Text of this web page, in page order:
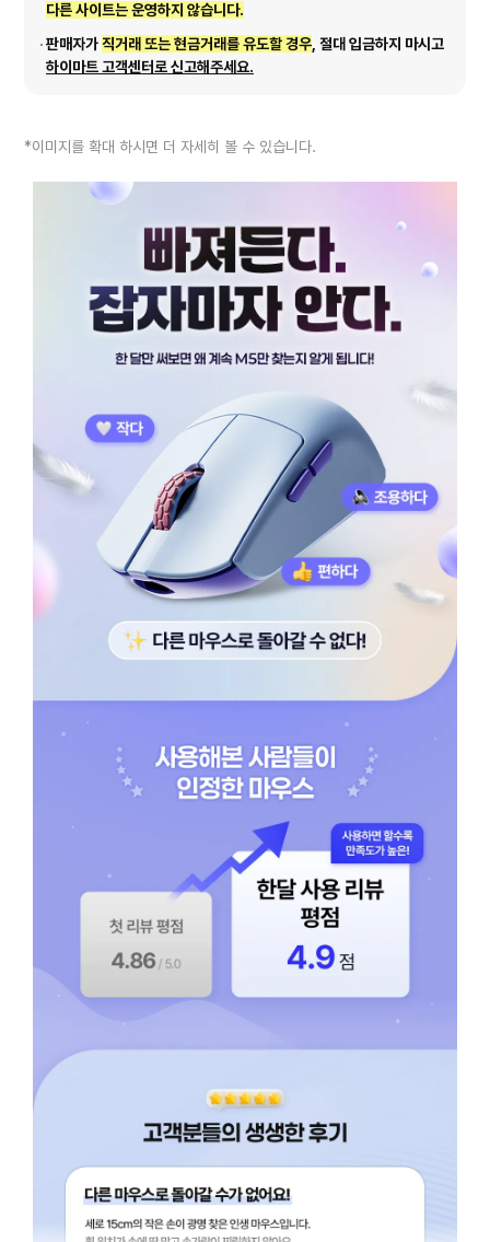
다른 사이트는 운영하지 않습니다.
판매자가직거래 또는 현금거래를 유도할 경우 , 절대 입금하지 마시고
하이마트 고객센터로 신고해주세요.
*이미지를 확대 하시면 더 자세히 볼 수 있습니다.